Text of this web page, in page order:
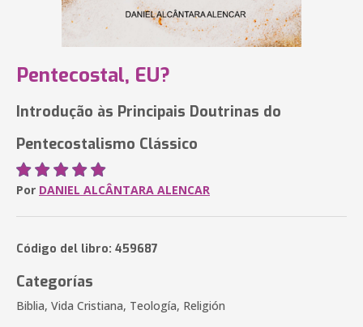
Pentecostal, EU?
Introdução às Principais Doutrinas do
Pentecostalismo Clássico
Por DANIEL ALCÂNTARA ALENCAR
Código del libro: 459687
Categorías
Biblia, Vida Cristiana, Teología, Religión